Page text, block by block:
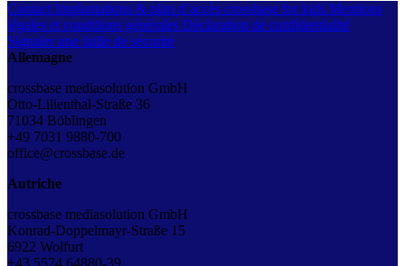
Contact Implantations & plan d’accès crossbase for kids Mentions
légales et conditions générales Déclaration de confidentialité
Signaler une faille de sécurité
Allemagne
crossbase mediasolution GmbH
Otto-Lilienthal-Straße 36
71034 Böblingen
+49 7031 9880-700
office@crossbase.de
Autriche
crossbase mediasolution GmbH
Konrad-Doppelmayr-Straße 15
6922 Wolfurt